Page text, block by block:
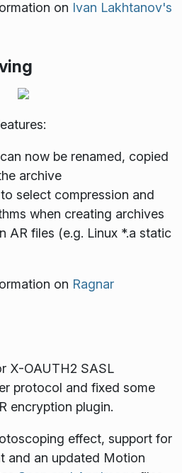
on Ivan Lakhtanov's
now be renamed, copied
archive
select compression and
when creating archives
AR files (e.g. Linux *.a static
on Ragnar
X-OAUTH2 SASL
protocol and fixed some
encryption plugin.
effect, support for
and an updated Motion